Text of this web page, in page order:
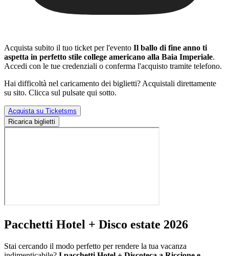
Acquista subito il tuo ticket per l'evento Il ballo di fine anno ti
aspetta in perfetto stile college americano alla Baia Imperiale.
Accedi con le tue credenziali o conferma l'acquisto tramite telefono.
Hai difficoltà nel caricamento dei biglietti? Acquistali direttamente
su sito. Clicca sul pulsate qui sotto.
Acquista su Ticketsms
Ricarica biglietti
Pacchetti Hotel + Disco estate 2026
Stai cercando il modo perfetto per rendere la tua vacanza